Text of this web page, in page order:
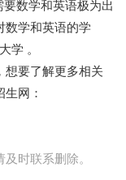
数学和英语极为出
数学和英语的学
学 。
想要了解更多相关
网：
时联系删除。